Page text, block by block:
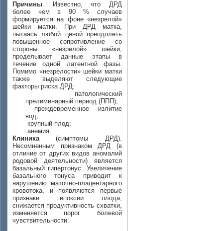
Причины. Известно, что ДРД
более чем в 90 % случаев
формируется на фоне «незрелой»
шейки матки. При ДРД матка,
пытаясь любой ценой преодолеть
повышенное сопротивление со
стороны «незрелой» шейки,
проделывает данные этапы в
течение одной латентной фазы.
Помимо «незрелости» шейки матки
также выделяют следующие
факторы риска ДРД:
патологический
прелиминарный период (ППП);
преждевременное излитие
вод;
крупный плод;
анемия.
Клиника(симптомы ДРД).
Несомненным признаком ДРД (в
отличие от других видов аномалий
родовой деятельности) является
базальный гипертонус. Увеличение
базального тонуса приводит к
нарушению маточно-плацентарного
кровотока, и появляются первые
признаки гипоксии плода,
снижается продуктивность схватки,
изменяется порог болевой
чувствительности.